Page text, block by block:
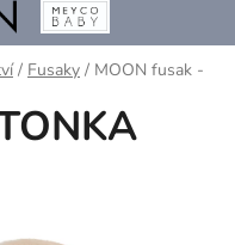
/ Fusaky / MOON fusak -